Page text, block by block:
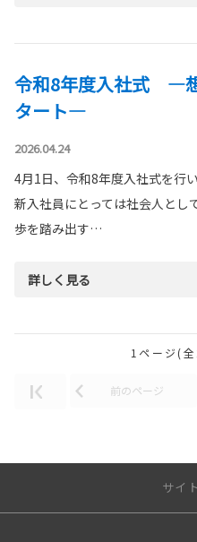
令和8年度入社式 —
タート―
2026.04.24
4月1日、令和8年度入社式を行い
新入社員にとっては社会人とし
歩を踏み出す…
詳しく見る
1ページ(
前のページ
サイ